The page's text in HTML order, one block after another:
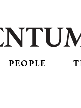
PEOPLE